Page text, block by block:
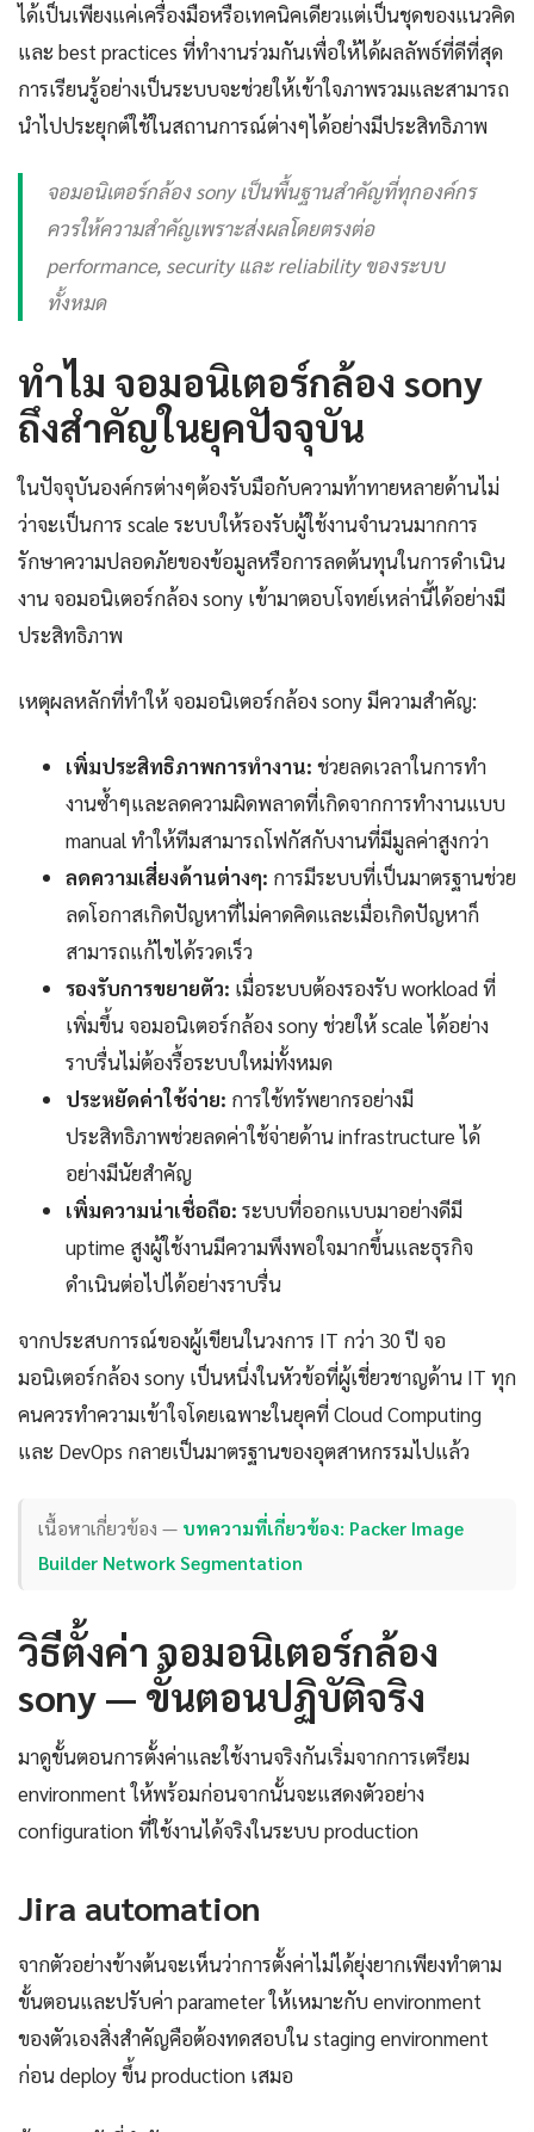
ได้เป็นเพียงแค่เครื่องมือหรือเทคนิคเดียวแต่เป็นชุดของแนวคิด
และ best practices ที่ทำงานร่วมกันเพื่อให้ได้ผลลัพธ์ที่ดีที่สุด
การเรียนรู้อย่างเป็นระบบจะช่วยให้เข้าใจภาพรวมและสามารถ
นำไปประยุกต์ใช้ในสถานการณ์ต่างๆได้อย่างมีประสิทธิภาพ
จอมอนิเตอร์กล้อง sony เป็นพื้นฐานสำคัญที่ทุกองค์กร
ควรให้ความสำคัญเพราะส่งผลโดยตรงต่อ
performance, security และ reliability ของระบบ
ทั้งหมด
ทำไม จอมอนิเตอร์กล้อง sony
ถึงสำคัญในยุคปัจจุบัน
ในปัจจุบันองค์กรต่างๆต้องรับมือกับความท้าทายหลายด้านไม่
ว่าจะเป็นการ scale ระบบให้รองรับผู้ใช้งานจำนวนมากการ
รักษาความปลอดภัยของข้อมูลหรือการลดต้นทุนในการดำเนิน
งาน จอมอนิเตอร์กล้อง sony เข้ามาตอบโจทย์เหล่านี้ได้อย่างมี
ประสิทธิภาพ
เหตุผลหลักที่ทำให้ จอมอนิเตอร์กล้อง sony มีความสำคัญ:
เพิ่มประสิทธิภาพการทำงาน: ช่วยลดเวลาในการทำ
งานซ้ำๆและลดความผิดพลาดที่เกิดจากการทำงานแบบ
manual ทำให้ทีมสามารถโฟกัสกับงานที่มีมูลค่าสูงกว่า
ลดความเสี่ยงด้านต่างๆ: การมีระบบที่เป็นมาตรฐานช่วย
ลดโอกาสเกิดปัญหาที่ไม่คาดคิดและเมื่อเกิดปัญหาก็
สามารถแก้ไขได้รวดเร็ว
รองรับการขยายตัว: เมื่อระบบต้องรองรับ workload ที่
เพิ่มขึ้น จอมอนิเตอร์กล้อง sony ช่วยให้ scale ได้อย่าง
ราบรื่นไม่ต้องรื้อระบบใหม่ทั้งหมด
ประหยัดค่าใช้จ่าย: การใช้ทรัพยากรอย่างมี
ประสิทธิภาพช่วยลดค่าใช้จ่ายด้าน infrastructure ได้
อย่างมีนัยสำคัญ
เพิ่มความน่าเชื่อถือ: ระบบที่ออกแบบมาอย่างดีมี
uptime สูงผู้ใช้งานมีความพึงพอใจมากขึ้นและธุรกิจ
ดำเนินต่อไปได้อย่างราบรื่น
จากประสบการณ์ของผู้เขียนในวงการ IT กว่า 30 ปี จอ
มอนิเตอร์กล้อง sony เป็นหนึ่งในหัวข้อที่ผู้เชี่ยวชาญด้าน IT ทุก
คนควรทำความเข้าใจโดยเฉพาะในยุคที่ Cloud Computing
และ DevOps กลายเป็นมาตรฐานของอุตสาหกรรมไปแล้ว
เนื้อหาเกี่ยวข้อง — บทความที่เกี่ยวข้อง: Packer Image
Builder Network Segmentation
วิธีตั้งค่า จอมอนิเตอร์กล้อง
sony — ขั้นตอนปฏิบัติจริง
มาดูขั้นตอนการตั้งค่าและใช้งานจริงกันเริ่มจากการเตรียม
environment ให้พร้อมก่อนจากนั้นจะแสดงตัวอย่าง
configuration ที่ใช้งานได้จริงในระบบ production
Jira automation
จากตัวอย่างข้างต้นจะเห็นว่าการตั้งค่าไม่ได้ยุ่งยากเพียงทำตาม
ขั้นตอนและปรับค่า parameter ให้เหมาะกับ environment
ของตัวเองสิ่งสำคัญคือต้องทดสอบใน staging environment
ก่อน deploy ขึ้น production เสมอ